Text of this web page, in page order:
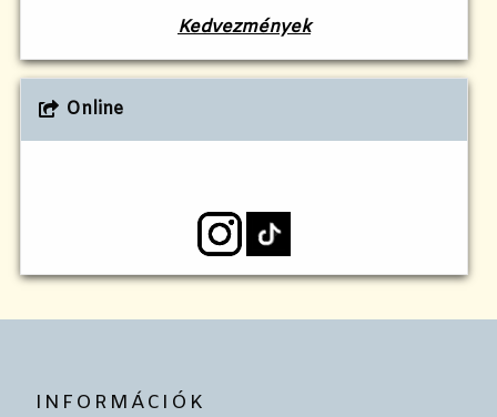
Kedvezmények
Online
INFORMÁCIÓK